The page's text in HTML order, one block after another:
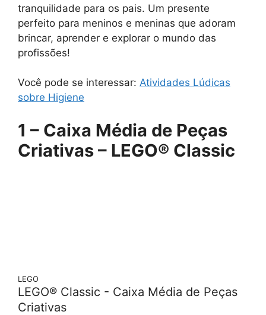
tranquilidade para os pais. Um presente
perfeito para meninos e meninas que adoram
brincar, aprender e explorar o mundo das
profissões!
Você pode se interessar: Atividades Lúdicas
sobre Higiene
1 – Caixa Média de Peças
Criativas – LEGO® Classic
LEGO
LEGO® Classic - Caixa Média de Peças
Criativas